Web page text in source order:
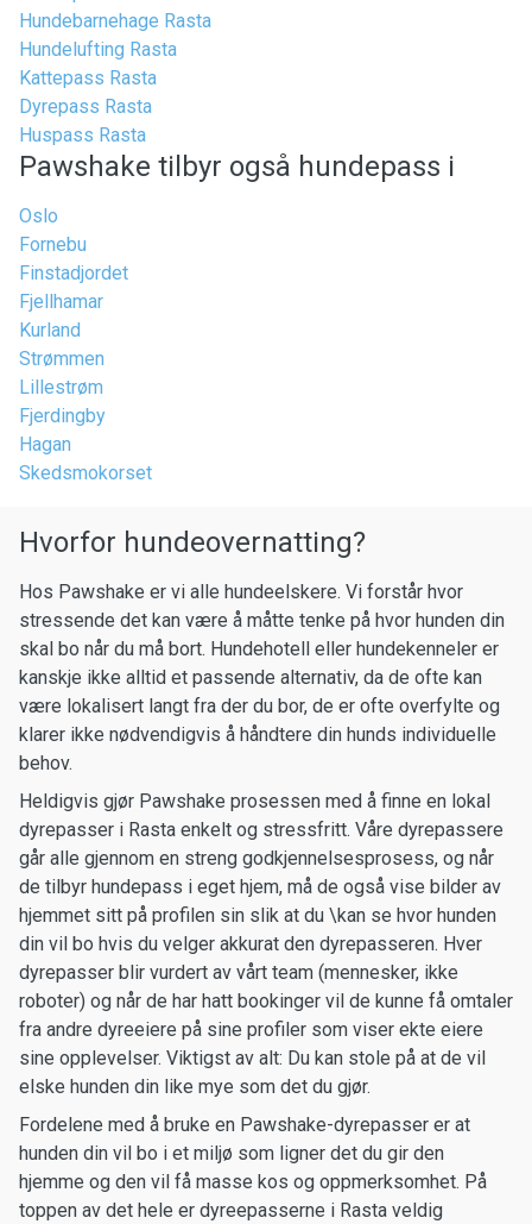
Hundebarnehage Rasta
Hundelufting Rasta
Kattepass Rasta
Dyrepass Rasta
Huspass Rasta
Pawshake tilbyr også hundepass i
Oslo
Fornebu
Finstadjordet
Fjellhamar
Kurland
Strømmen
Lillestrøm
Fjerdingby
Hagan
Skedsmokorset
Hvorfor hundeovernatting?
Hos Pawshake er vi alle hundeelskere. Vi forstår hvor
stressende det kan være å måtte tenke på hvor hunden din
skal bo når du må bort. Hundehotell eller hundekenneler er
kanskje ikke alltid et passende alternativ, da de ofte kan
være lokalisert langt fra der du bor, de er ofte overfylte og
klarer ikke nødvendigvis å håndtere din hunds individuelle
behov.
Heldigvis gjør Pawshake prosessen med å finne en lokal
dyrepasser i Rasta enkelt og stressfritt. Våre dyrepassere
går alle gjennom en streng godkjennelsesprosess, og når
de tilbyr hundepass i eget hjem, må de også vise bilder av
hjemmet sitt på profilen sin slik at du \kan se hvor hunden
din vil bo hvis du velger akkurat den dyrepasseren. Hver
dyrepasser blir vurdert av vårt team (mennesker, ikke
roboter) og når de har hatt bookinger vil de kunne få omtaler
fra andre dyreeiere på sine profiler som viser ekte eiere
sine opplevelser. Viktigst av alt: Du kan stole på at de vil
elske hunden din like mye som det du gjør.
Fordelene med å bruke en Pawshake-dyrepasser er at
hunden din vil bo i et miljø som ligner det du gir den
hjemme og den vil få masse kos og oppmerksomhet. På
toppen av det hele er dyreepasserne i Rasta veldig